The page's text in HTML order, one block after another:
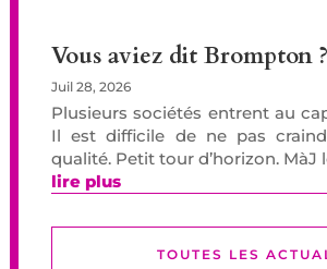
Vous aviez dit Brompton
Juil 28, 2026
Plusieurs sociétés entrent au
Il est difficile de ne pas
qualité. Petit tour d’horizon. MàJ
lire plus
TOUTES LES